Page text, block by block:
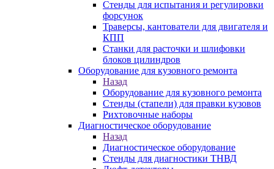
Стенды для испытания и регулировки
форсунок
Траверсы, кантователи для двигателя и
КПП
Станки для расточки и шлифовки
блоков цилиндров
Оборудование для кузовного ремонта
Назад
Оборудование для кузовного ремонта
Стенды (стапели) для правки кузовов
Рихтовочные наборы
Диагностическое оборудование
Назад
Диагностическое оборудование
Стенды для диагностики ТНВД